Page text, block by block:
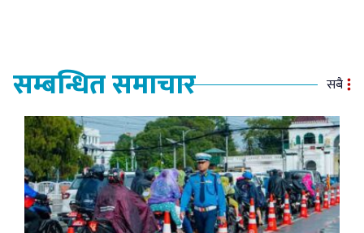
सम्बन्धित समाचार सबै